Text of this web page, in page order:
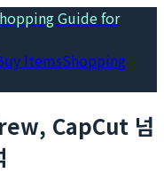
Guide for
ItemsShopping
CapCut 넘